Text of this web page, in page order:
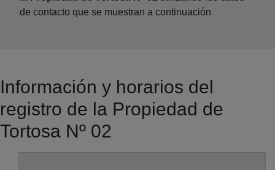
de contacto que se muestran a continuación
Información y horarios del
registro de la Propiedad de
Tortosa Nº 02